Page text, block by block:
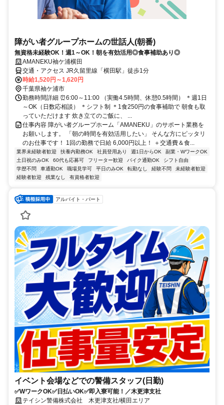
障がい者グループホームの世話人(朝番)
無資格未経験OK！週1～OK！朝を有効活用◎食事補助あり◎
AMANEKU袖ケ浦横田
交通・アクセス JR久留里線「横田駅」徒歩1分
時給1,520円～1,620円
千葉県袖ケ浦市
勤務時間詳細 ⏰6:00～11:00 （実働4.5時間、休憩0.5時間） ＊週1日
～OK（日数応相談） ＊シフト制 ＊1食250円の食事補助で 朝食も取
っていただけます 炊き立てのご飯に、 ...
仕事内容 障がい者グループホーム「AMANEKU」のサポート業務を
お願いします。 「朝の時間を有効活用したい」 そんな方にピッタリ
のお仕事です！ 1回の勤務で日給 6,000円以上！ ＋交通費＆食...
業界未経験者歓迎 扶養内勤務OK 社員登用あり 週1日からOK
副業・WワークOK
土日祝のみOK
60代も応募可 フリーター歓迎 バイク通勤OK
シフト自由
学歴不問
車通勤OK 職場見学可 平日のみOK 転勤なし 経験不問
未経験者歓迎
経験者歓迎
残業なし 有資格者歓迎
アルバイト・パート
イベント会場などでの警備スタッフ(日勤)
✅WワークOK✅日払いOK✅即入寮可能！／木更津支社
テイシン警備株式会社 木更津支社/横田エリア